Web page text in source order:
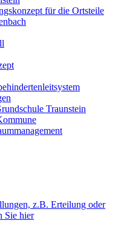
für die Ortsteile
Traunstein
z.B. Erteilung oder
Sie hier